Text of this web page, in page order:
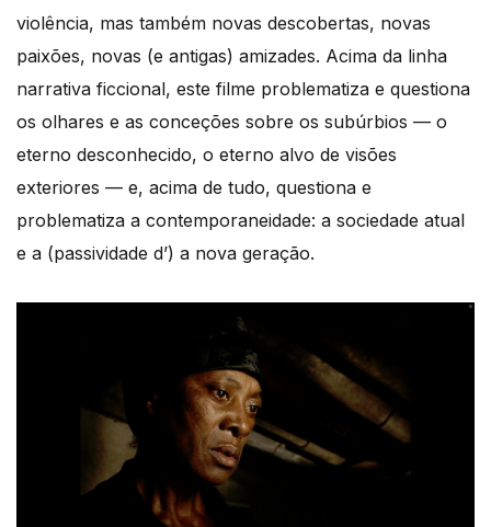
violência, mas também novas descobertas, novas
paixões, novas (e antigas) amizades. Acima da linha
narrativa ficcional, este filme problematiza e questiona
os olhares e as conceções sobre os subúrbios — o
eterno desconhecido, o eterno alvo de visões
exteriores — e, acima de tudo, questiona e
problematiza a contemporaneidade: a sociedade atual
e a (passividade d’) a nova geração.